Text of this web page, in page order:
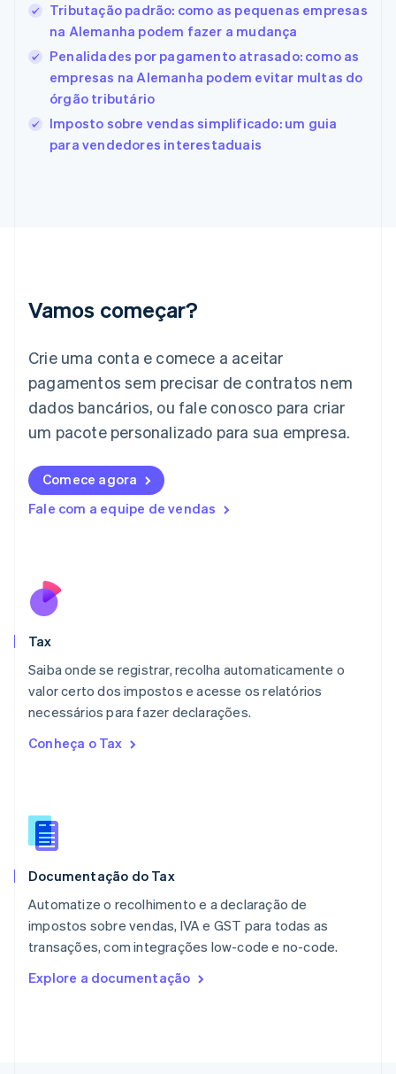
Tributação padrão: como as pequenas empresas
na Alemanha podem fazer a mudança
Penalidades por pagamento atrasado: como as
empresas na Alemanha podem evitar multas do
órgão tributário
Imposto sobre vendas simplificado: um guia
para vendedores interestaduais
Vamos começar?
Crie uma conta e comece a aceitar
pagamentos sem precisar de contratos nem
dados bancários, ou fale conosco para criar
um pacote personalizado para sua empresa.
Comece agora
Fale com a equipe de vendas
Tax
Saiba onde se registrar, recolha automaticamente o
valor certo dos impostos e acesse os relatórios
necessários para fazer declarações.
Conheça o Tax
Documentação do Tax
Automatize o recolhimento e a declaração de
impostos sobre vendas, IVA e GST para todas as
transações, com integrações low-code e no-code.
Explore a documentação
EspañolEnglish
Estados Unidos
English Español
English
Finlândia
EnglishSvenska
França
Irlanda
Itália
English
Japão
日本語English
Letônia
Liechtenstein
Deutsch English
Lituânia
English
English
Malta
Noruega
English
Nova Zelândia
Países Baixos
Portugal
Português
English简体中文
Reino Unido
República Tcheca
English
English